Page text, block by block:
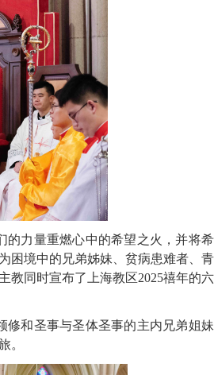
的力量重燃心中的希望之火，并将
困境中的兄弟姊妹、贫病患难者、
教同时宣布了上海教区2025禧年的
和圣事与圣体圣事的主内兄弟姐妹
。